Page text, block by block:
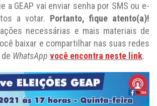
a GEAP vai enviar senha por SMS ou e-
a votar. Portanto, fique atento(a)!
necessárias e mais materiais de
baixar e compartilhar nas suas redes
WhatsApp você encontra neste link.